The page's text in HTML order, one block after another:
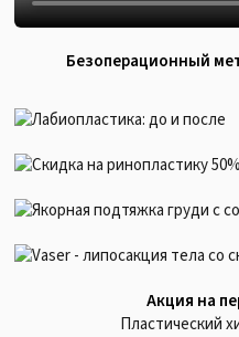
Безоперационный
Акция на
Пластический